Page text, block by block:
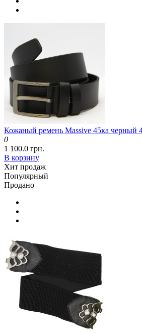
Кожаный ремень Massive 45ка черный
0
1 100.0 грн.
В корзину
Хит продаж
Популярный
Продано